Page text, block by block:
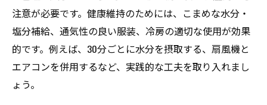
症状ごとの健康サポート体制の整え方
軽度から重度までの熱中症症状と対策
健康を保つための熱中症症状の見分け方
注意が必要です。健康維持のためには、こまめな水分・
塩分補給、通気性の良い服装、冷房の適切な使用が効果
的です。例えば、30分ごとに水分を摂取する、扇風機と
エアコンを併用するなど、実践的な工夫を取り入れまし
ょう。